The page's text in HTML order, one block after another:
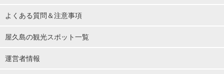
よくある質問＆注意事項
屋久島の観光スポット一覧
運営者情報